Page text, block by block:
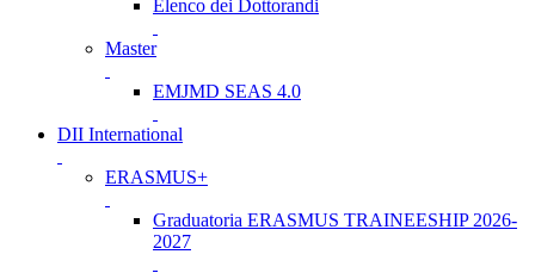
Elenco dei Dottorandi
Master
EMJMD SEAS 4.0
DII International
ERASMUS+
Graduatoria ERASMUS TRAINEESHIP 2026-
2027